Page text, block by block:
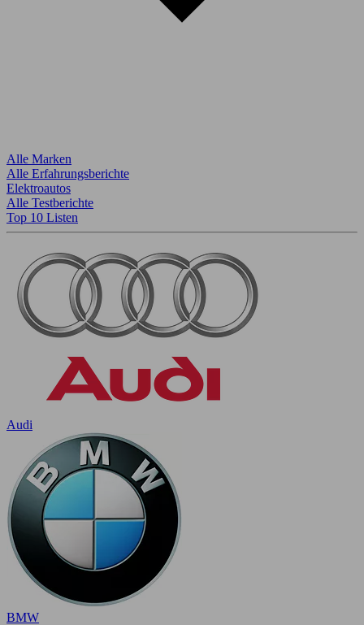
Alle Marken
Alle Erfahrungsberichte
Elektroautos
Alle Testberichte
Top 10 Listen
Audi
BMW